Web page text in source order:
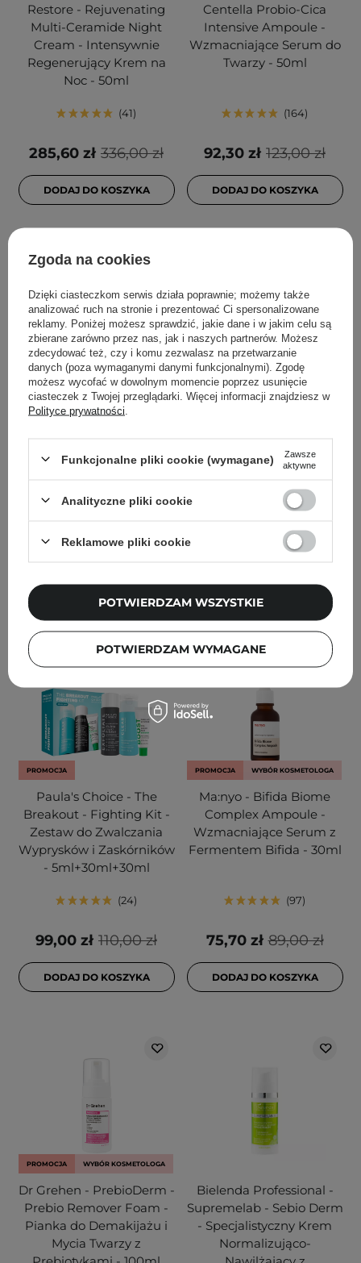
Restore - Rejuvenating
Multi-Ceramide Night
Cream - Intensywnie
Regenerujący Krem na
Noc - 50ml
41
336,00 zł
285,60 zł
DODAJ DO KOSZYKA
Centella Probio-Cica
Intensive Ampoule -
Wzmacniające Serum do
Twarzy - 50ml
164
123,00 zł
92,30 zł
DODAJ DO KOSZYKA
PROMOCJA
Mediheal - N.M.F Nude
Gel Mask - Hydrożelowa
Twarzy w Płachcie -
19
17,00 zł
13,60 zł
DODAJ DO KOSZYKA
PROMOCJA WYBÓR KOSMETOLOGA
Heimish - All Clean Balm
270
84,00 zł
DODAJ DO KOSZYKA
PROMOCJA
Paula's Choice - The
Breakout - Fighting Kit -
Zestaw do Zwalczania
Wyprysków i Zaskórników
- 5ml+30ml+30ml
24
110,00 zł
99,00 zł
DODAJ DO KOSZYKA
PROMOCJA WYBÓR KOSMETOLOGA
Ma:nyo - Bifida Biome
Complex Ampoule -
Wzmacniające Serum z
Fermentem Bifida - 30ml
97
89,00 zł
75,70 zł
DODAJ DO KOSZYKA
PROMOCJA WYBÓR KOSMETOLOGA
Dr Grehen - PrebioDerm -
Prebio Remover Foam -
Pianka do Demakijażu i
Mycia Twarzy z
Bielenda Professional -
Supremelab - Sebio Derm
- Specjalistyczny Krem
Normalizująco-
Zgoda na cookies
Dzięki ciasteczkom serwis działa poprawnie; możemy także
analizować ruch na stronie i prezentować Ci spersonalizowane
reklamy. Poniżej możesz sprawdzić, jakie dane i w jakim celu są
zbierane zarówno przez nas, jak i naszych partnerów. Możesz
zdecydować też, czy i komu zezwalasz na przetwarzanie
danych (poza wymaganymi danymi funkcjonalnymi). Zgodę
możesz wycofać w dowolnym momencie poprzez usunięcie
ciasteczek z Twojej przeglądarki. Więcej informacji znajdziesz w
Polityce prywatności
Funkcjonalne pliki cookie (wymagane)
Zawsze
aktywne
Analityczne pliki cookie
Reklamowe pliki cookie
POTWIERDZAM WYMAGANE
POTWIERDZAM WSZYSTKIE